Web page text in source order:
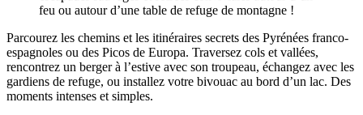
feu ou autour d’une table de refuge de montagne !
Parcourez les chemins et les itinéraires secrets des Pyrénées franco-
espagnoles ou des Picos de Europa. Traversez cols et vallées,
rencontrez un berger à l’estive avec son troupeau, échangez avec les
gardiens de refuge, ou installez votre bivouac au bord d’un lac. Des
moments intenses et simples.